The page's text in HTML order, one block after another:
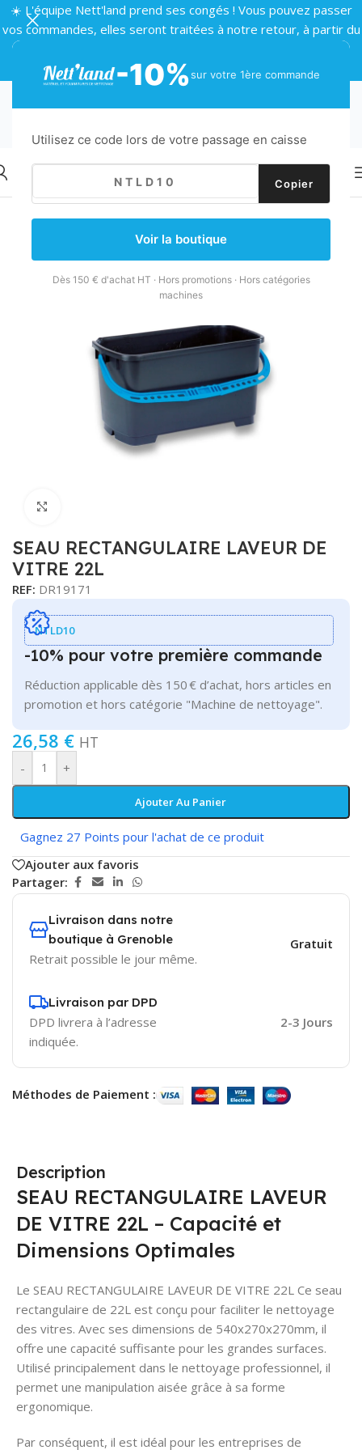
-10%sur votre 1ère commande
Utilisez ce code lors de votre passage en caisse
Copier
Voir la boutique
Dès 150 € d'achat HT · Hors promotions · Hors catégories
machines
☀️ L'équipe Nett'land prend ses congés ! Vous pouvez passer
vos commandes, elles seront traitées à notre retour, à partir du
SEAU RECTANGULAIRE LAVEUR DE
VITRE 22L
REF: DR19171
NTLD10
-10% pour votre première commande
Réduction applicable dès 150 € d’achat, hors articles en
promotion et hors catégorie "Machine de nettoyage".
26,58 € HT
- +
Ajouter Au Panier
Gagnez 27 Points pour l'achat de ce produit
Ajouter aux favoris
Partager:
Livraison dans notre
boutique à Grenoble
Retrait possible le jour même.
Gratuit
Livraison par DPD
DPD livrera à l’adresse
indiquée.
2-3 Jours
Méthodes de Paiement :
Description
SEAU RECTANGULAIRE LAVEUR
DE VITRE 22L – Capacité et
Dimensions Optimales
Le SEAU RECTANGULAIRE LAVEUR DE VITRE 22L Ce seau
rectangulaire de 22L est conçu pour faciliter le nettoyage
des vitres. Avec ses dimensions de 540x270x270mm, il
offre une capacité suffisante pour les grandes surfaces.
Utilisé principalement dans le nettoyage professionnel, il
permet une manipulation aisée grâce à sa forme
ergonomique.
Par conséquent, il est idéal pour les entreprises de